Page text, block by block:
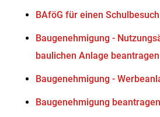
BAföG für einen
Baugenehmigung -
baulichen Anlage beantragen
Baugenehmigung -
Baugenehmigung beantragen